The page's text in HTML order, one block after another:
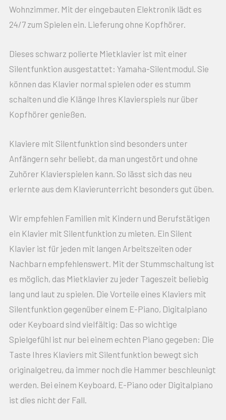
Wohnzimmer. Mit der eingebauten Elektronik lädt es
24/7 zum Spielen ein. Lieferung ohne Kopfhörer.
Dieses schwarz polierte Mietklavier ist mit einer
Silentfunktion ausgestattet: Yamaha-Silentmodul. Sie
können das Klavier normal spielen oder es stumm
schalten und die Klänge Ihres Klavierspiels nur über
Kopfhörer genießen.
Klaviere mit Silentfunktion sind besonders unter
Anfängern sehr beliebt, da man ungestört und ohne
Zuhörer Klavierspielen kann. So lässt sich das neu
erlernte aus dem Klavierunterricht besonders gut üben.
Wir empfehlen Familien mit Kindern und Berufstätigen
ein Klavier mit Silentfunktion zu mieten. Ein Silent
Klavier ist für jeden mit langen Arbeitszeiten oder
Nachbarn empfehlenswert. Mit der Stummschaltung ist
es möglich, das Mietklavier zu jeder Tageszeit beliebig
lang und laut zu spielen. Die Vorteile eines Klaviers mit
Silentfunktion gegenüber einem E-Piano, Digitalpiano
oder Keyboard sind vielfältig: Das so wichtige
Spielgefühl ist nur bei einem echten Piano gegeben: Die
Taste Ihres Klaviers mit Silentfunktion bewegt sich
originalgetreu, da immer noch die Hammer beschleunigt
werden. Bei einem Keyboard, E-Piano oder Digitalpiano
ist dies nicht der Fall.